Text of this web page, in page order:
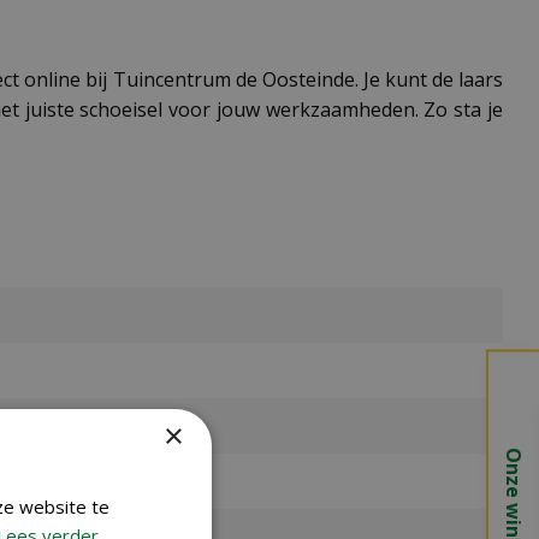
online bij Tuincentrum de Oosteinde. Je kunt de laars
juiste schoeisel voor jouw werkzaamheden. Zo sta je
Onze winkels
×
website te